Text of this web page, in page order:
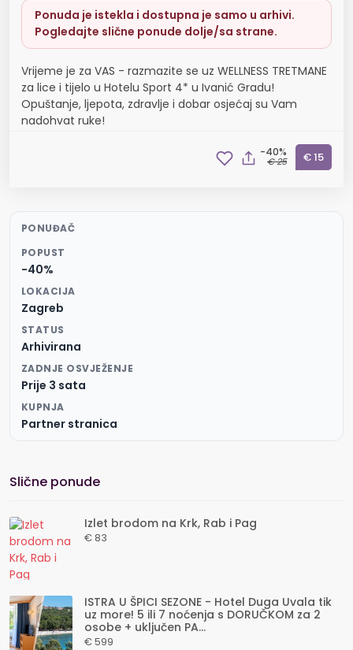
Ponuda je istekla i dostupna je samo u arhivi.
Pogledajte slične ponude dolje/sa strane.
Vrijeme je za VAS - razmazite se uz WELLNESS TRETMANE
za lice i tijelo u Hotelu Sport 4* u Ivanić Gradu!
Opuštanje, ljepota, zdravlje i dobar osjećaj su Vam
nadohvat ruke!
-40%
€ 25 € 15
PONUĐAČ
POPUST
-40%
LOKACIJA
Zagreb
STATUS
Arhivirana
ZADNJE OSVJEŽENJE
Prije 3 sata
KUPNJA
Partner stranica
Slične ponude
Izlet brodom na Krk, Rab i Pag
€ 83
ISTRA U ŠPICI SEZONE - Hotel Duga Uvala tik
uz more! 5 ili 7 noćenja s DORUČKOM za 2
osobe + uključen PA...
€ 599